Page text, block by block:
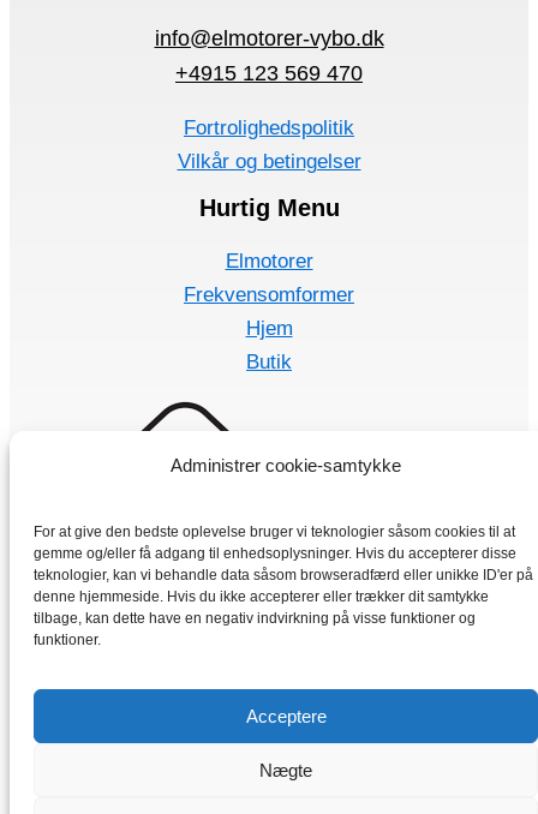
Administrer cookie-samtykke
For at give den bedste oplevelse bruger vi teknologier såsom cookies til at
gemme og/eller få adgang til enhedsoplysninger. Hvis du accepterer disse
teknologier, kan vi behandle data såsom browseradfærd eller unikke ID'er på
denne hjemmeside. Hvis du ikke accepterer eller trækker dit samtykke
tilbage, kan dette have en negativ indvirkning på visse funktioner og
funktioner.
Acceptere
Nægte
info@elmotorer-vybo.dk
+4915 123 569 470
Fortrolighedspolitik
Vilkår og betingelser
Hurtig Menu
Elmotorer
Frekvensomformer
Hjem
Butik
Copyright © 2026 Elmotorer-Vybo.dk | VYBO Electric